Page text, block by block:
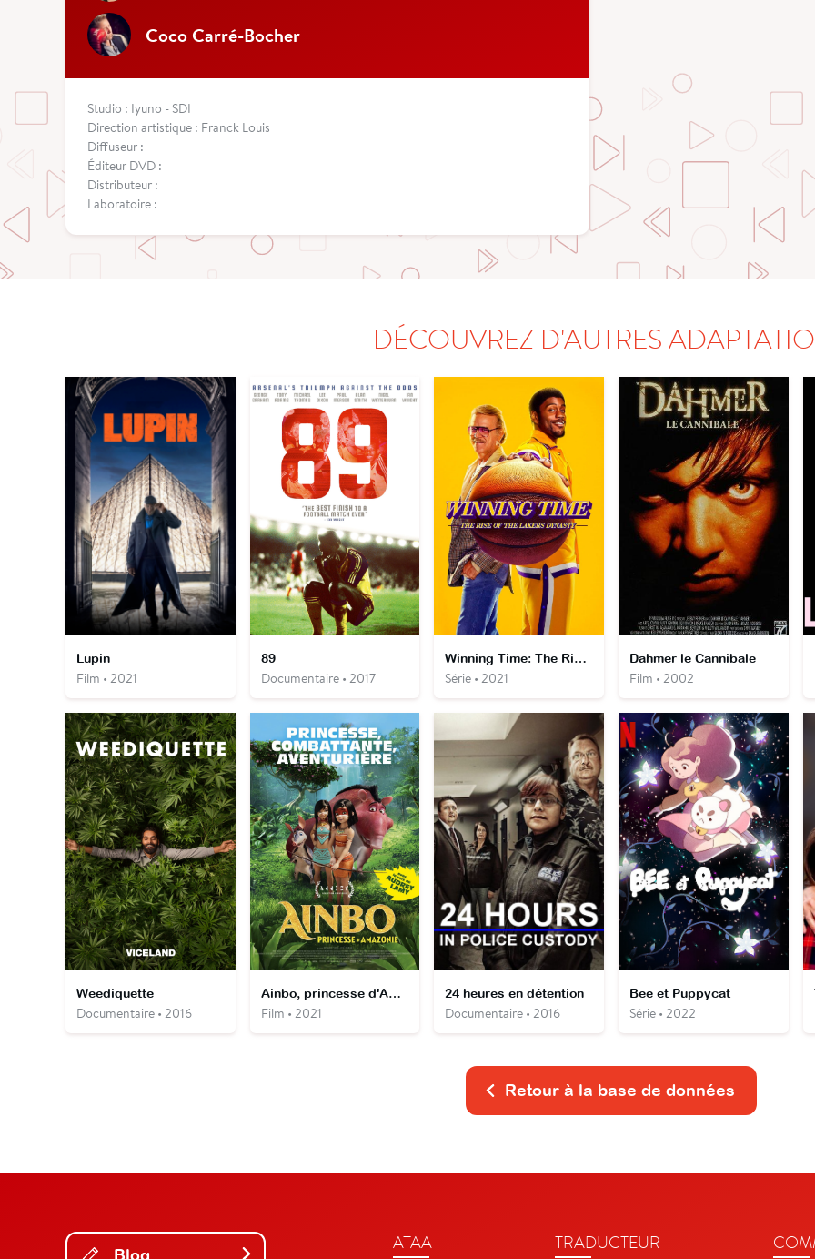
Coco Carré-Bocher
Studio : Iyuno - SDI
Direction artistique : Franck Louis
Diffuseur :
Éditeur DVD :
Distributeur :
Laboratoire :
DÉCOUVREZ D'AUTRES
Lupin
Film • 2021
89
Documentaire • 2017
Winning Time: The Rise of the Lakers Dynasty
Série • 2021
Dahmer le Cannibale
Film • 2002
Weediquette
Documentaire • 2016
Ainbo, princesse d'Amazonie
Film • 2021
24 heures en détention
Documentaire • 2016
Bee et Puppycat
Série • 2022
Retour à la base de données
Blog
ATAA TRADUCTEUR